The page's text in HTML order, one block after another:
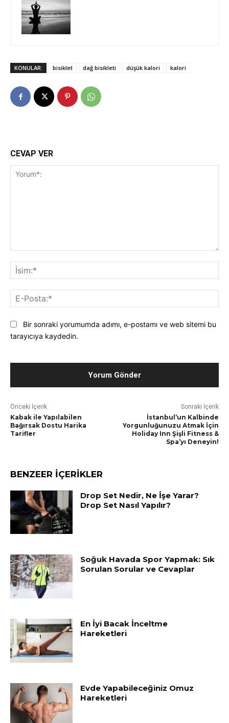
KONULAR: bisiklet dağ bisikleti düşük kalori kalori
CEVAP VER
Bir sonraki yorumumda adımı, e-postamı ve web sitemi bu
tarayıcıya kaydedin.
Önceki İçerik
Kabak ile Yapılabilen
Bağırsak Dostu Harika
Tarifler
Sonraki İçerik
İstanbul’un Kalbinde
Yorgunluğunuzu Atmak İçin
Holiday Inn Şişli Fitness &
Spa’yı Deneyin!
BENZEER İÇERİKLER
Drop Set Nedir, Ne İşe Yarar?
Drop Set Nasıl Yapılır?
Soğuk Havada Spor Yapmak: Sık
Sorulan Sorular ve Cevaplar
En İyi Bacak İnceltme
Hareketleri
Evde Yapabileceğiniz Omuz
Hareketleri